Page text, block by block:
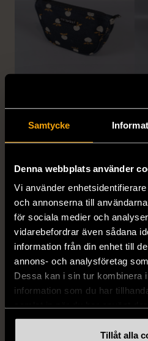
Samtycke
Denna webbplats använder
Vi använder
och annonserna till
för sociala medier och
vidarebefordrar även sådana
information från din enhet till
annons- och analysföretag
Dessa kan i sin tur kombinera
information som du har
Tillåt alla
Marimekko liten necessär
1/5
THE SWEDISH MODEL